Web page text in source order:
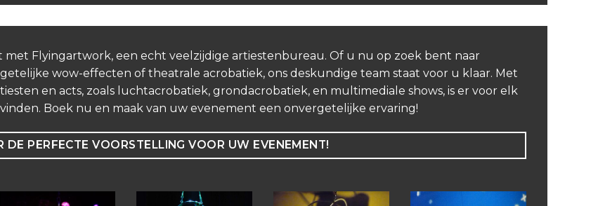
Flyingartwork, een echt veelzijdige artiestenbureau. Of u nu op zoek bent naar
wow-effecten of theatrale acrobatiek, ons deskundige team staat voor u klaar. Met
en acts, zoals luchtacrobatiek, grondacrobatiek, en multimediale shows, is er voor elk
Boek nu en maak van uw evenement een onvergetelijke ervaring!
DE PERFECTE VOORSTELLING VOOR UW EVENEMENT!